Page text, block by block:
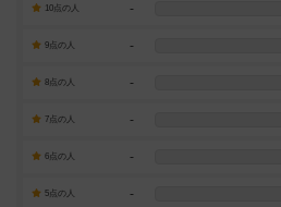
10点の人 -
9点の人 -
8点の人 -
7点の人 -
6点の人 -
5点の人 -